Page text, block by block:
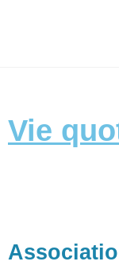
Vie